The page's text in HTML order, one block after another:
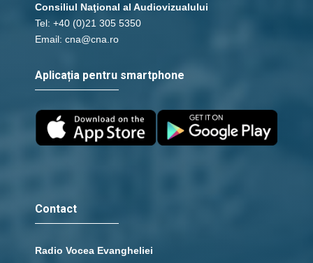
Consiliul Naţional al Audiovizualului
Tel: +40 (0)21 305 5350
Email: cna@cna.ro
Aplicația pentru smartphone
Contact
Radio Vocea Evangheliei